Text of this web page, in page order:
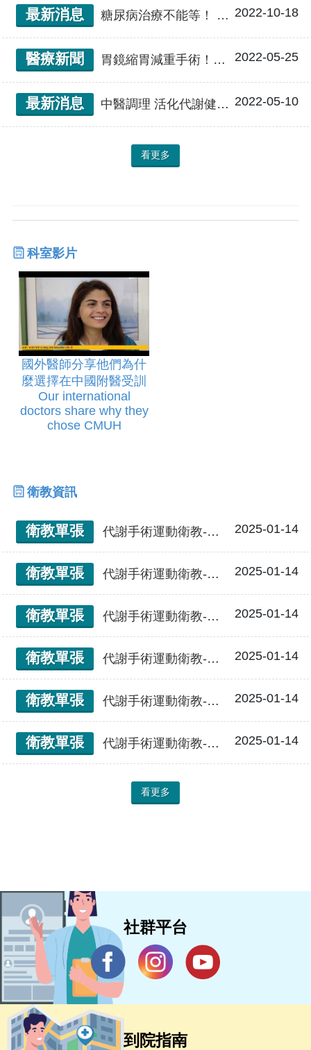
最新消息 糖尿病治療不能等！ 縮胃繞腸手術治療糖尿病告別血糖藥 2022-10-18
醫療新聞 胃鏡縮胃減重手術！體外無創恢復快 術後隔天返回工作崗位 2022-05-25
最新消息 中醫調理 活化代謝健康享瘦 2022-05-10
看更多
科室影片
國外醫師分享他們為什
麼選擇在中國附醫受訓
Our international
doctors share why they
chose CMUH
衛教資訊
衛教單張 代謝手術運動衛教-術後各階段 2025-01-14
衛教單張 代謝手術運動衛教-術後12個月 2025-01-14
衛教單張 代謝手術運動衛教-術後9個月 2025-01-14
衛教單張 代謝手術運動衛教-術後6個月 2025-01-14
衛教單張 代謝手術運動衛教-術後3個月 2025-01-14
衛教單張 代謝手術運動衛教-術後1個月 2025-01-14
看更多
社群平台
到院指南